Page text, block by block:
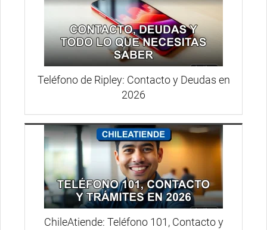
Teléfono de Ripley: Contacto y Deudas en
2026
ChileAtiende: Teléfono 101, Contacto y